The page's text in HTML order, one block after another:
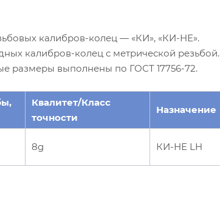
калибров-колец — «КИ», «КИ-НЕ».
калибров-колец с метрической резьбой.
размеры выполнены по ГОСТ 17756-72.
Квалитет/Класс
точности
Назначение
8g КИ-НЕ LH